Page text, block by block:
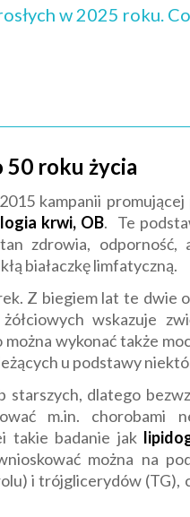
w 2025 roku.
50 roku życia
kampanii
krwi, OB. Te
zdrowia, odporność,
białaczkę limfatyczną.
Z biegiem lat te dwie
wskazuje
wykonać także
u podstawy
dlatego
m.in. chorobami
takie badanie jak
można na
i trójglicerydów (TG),